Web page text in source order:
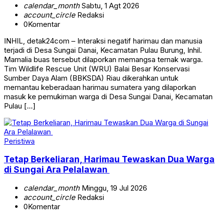
calendar_monthSabtu, 1 Agt 2026
account_circleRedaksi
0Komentar
INHIL, detak24com – Interaksi negatif harimau dan manusia
terjadi di Desa Sungai Danai, Kecamatan Pulau Burung, Inhil.
Mamalia buas tersebut dilaporkan memangsa ternak warga.
Tim Wildlife Rescue Unit (WRU) Balai Besar Konservasi
Sumber Daya Alam (BBKSDA) Riau dikerahkan untuk
memantau keberadaan harimau sumatera yang dilaporkan
masuk ke pemukiman warga di Desa Sungai Danai, Kecamatan
Pulau […]
Peristiwa
Tetap Berkeliaran, Harimau Tewaskan Dua Warga
di Sungai Ara Pelalawan
calendar_monthMinggu, 19 Jul 2026
account_circleRedaksi
0Komentar